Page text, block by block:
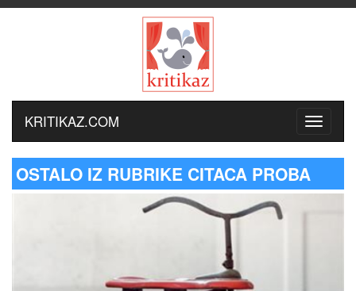
KRITIKAZ.COM
OSTALO IZ RUBRIKE CITACA PROBA